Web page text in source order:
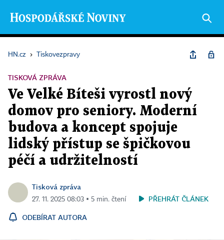
HN.cz › Tiskovezpravy
TISKOVÁ ZPRÁVA
Ve Velké Bíteši vyrostl nový
domov pro seniory. Moderní
budova a koncept spojuje
lidský přístup se špičkovou
péčí a udržitelností
Tisková zpráva
27. 11. 2025 08:03 ▪ 5 min. čtení PŘEHRÁT ČLÁNEK
ODEBÍRAT AUTORA